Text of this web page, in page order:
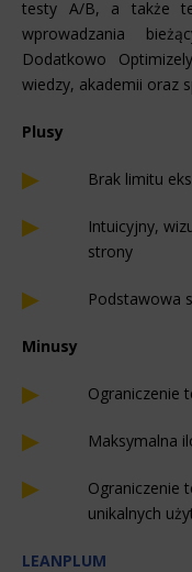
testy A/B, a także
wprowadzania
Dodatkowo
wiedzy, akademii oraz
Plusy
Brak limitu
Intuicyjny,
strony
Podstawowa
Minusy
Ograniczenie
Maksymalna
Ograniczenie
unikalnych
LEANPLUM